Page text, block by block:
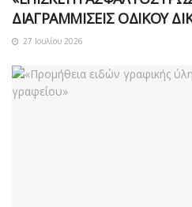
ΔΙΑΓΡΑΜΜΙΣΕΙΣ ΟΔΙΚΟΥ
27 Ιουλίου 2026